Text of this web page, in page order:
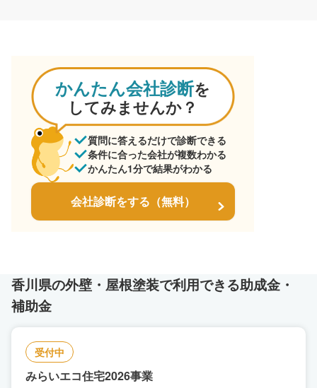
かんたん会社診断を
してみませんか？
質問に答えるだけで診断できる
条件に合った会社が複数わかる
かんたん1分で結果がわかる
会社診断をする（無料）
香川県の外壁・屋根塗装で利用できる助成金・
補助金
受付中
みらいエコ住宅2026事業